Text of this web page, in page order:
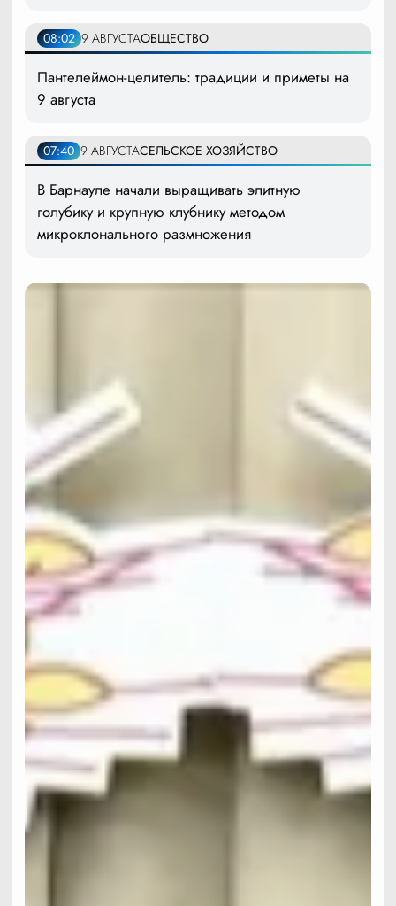
08:02 9 АВГУСТАОБЩЕСТВО
Пантелеймон-целитель: традиции и приметы на
9 августа
07:40 9 АВГУСТАСЕЛЬСКОЕ ХОЗЯЙСТВО
В Барнауле начали выращивать элитную
голубику и крупную клубнику методом
микроклонального размножения